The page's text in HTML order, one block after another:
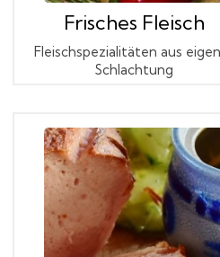
Frisches Fleisch
Fleischspezialitäten aus
Schlachtung